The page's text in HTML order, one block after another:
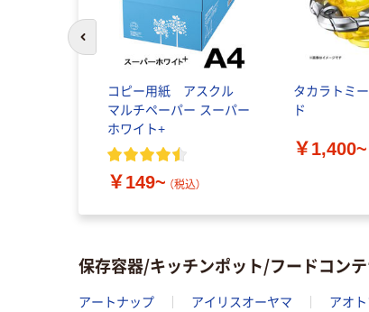
コピー用紙 アスクル
マルチペーパー スーパー
ホワイト+
￥149~ （税込）
タカラトミ
ド
￥1,400~
前のスライドへ
保存容器/キッチンポット/フードコン
アートナップ アイリスオーヤマ アオ